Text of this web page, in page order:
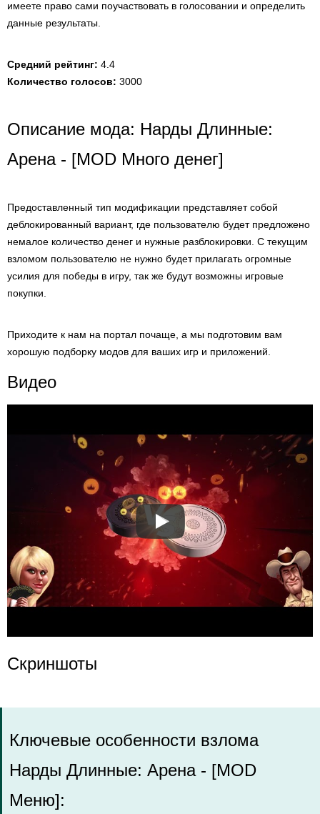
имеете право сами поучаствовать в голосовании и определить
данные результаты.
Средний рейтинг: 4.4
Количество голосов: 3000
Описание мода: Нарды Длинные:
Арена - [MOD Много денег]
Предоставленный тип модификации представляет собой
деблокированный вариант, где пользователю будет предложено
немалое количество денег и нужные разблокировки. С текущим
взломом пользователю не нужно будет прилагать огромные
усилия для победы в игру, так же будут возможны игровые
покупки.
Приходите к нам на портал почаще, а мы подготовим вам
хорошую подборку модов для ваших игр и приложений.
Видео
Скриншоты
Ключевые особенности взлома
Нарды Длинные: Арена - [MOD
Меню]: